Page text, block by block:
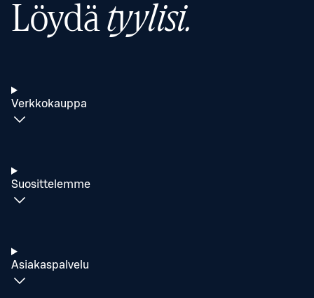
Löydätyylisi.
Verkkokauppa
Suosittelemme
Asiakaspalvelu